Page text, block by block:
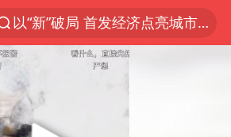
以“新”破局 首发经济点亮城市消费活力
台风白海豚进入48小时警戒线
台风白海豚影响中国已成定局